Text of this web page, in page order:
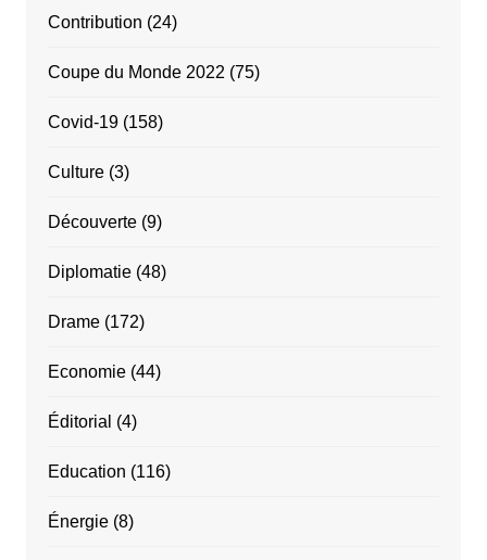
Contribution (24)
Coupe du Monde 2022 (75)
Covid-19(158)
Culture(3)
Découverte(9)
Diplomatie(48)
Drame(172)
Economie(44)
Éditorial (4)
Education (116)
Énergie(8)